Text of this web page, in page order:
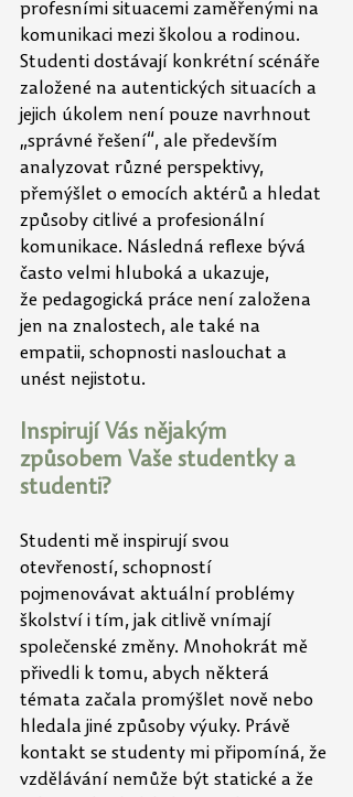
profesními situacemi zaměřenými na
komunikaci mezi školou a rodinou.
Studenti dostávají konkrétní scénáře
založené na autentických situacích a
jejich úkolem není pouze navrhnout
„správné řešení“, ale především
analyzovat různé perspektivy,
přemýšlet o emocích aktérů a hledat
způsoby citlivé a profesionální
komunikace. Následná reflexe bývá
často velmi hluboká a ukazuje,
že pedagogická práce není založena
jen na znalostech, ale také na
empatii, schopnosti naslouchat a
unést nejistotu.
Inspirují Vás nějakým
způsobem Vaše studentky a
studenti?
Studenti mě inspirují svou
otevřeností, schopností
pojmenovávat aktuální problémy
školství i tím, jak citlivě vnímají
společenské změny. Mnohokrát mě
přivedli k tomu, abych některá
témata začala promýšlet nově nebo
hledala jiné způsoby výuky. Právě
kontakt se studenty mi připomíná, že
vzdělávání nemůže být statické a že